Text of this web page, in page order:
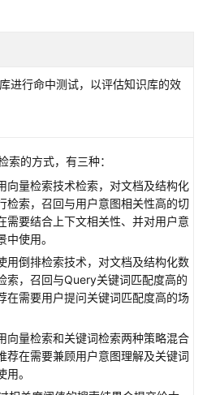
进行命中测试，以评估知识库的效
索的方式，有三种：
向量检索技术检索，对文档及结构化
检索，召回与用户意图相关性高的切
需要结合上下文相关性、并对用户意
中使用。
用倒排检索技术，对文档及结构化数
索，召回与Query关键词匹配度高的
在需要用户提问关键词匹配度高的场
向量检索和关键词检索两种策略混合
荐在需要兼顾用户意图理解及关键词
。